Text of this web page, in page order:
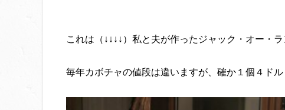
これは（↓↓↓↓）私と夫が作ったジャック・オー・ラ
毎年カボチャの値段は違いますが、確か１個４ド